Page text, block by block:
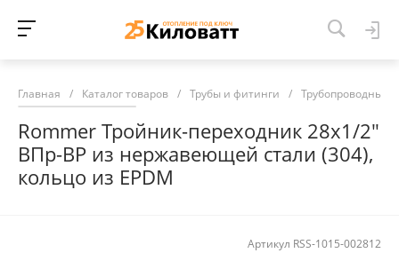
Главная / Каталог товаров / Трубы и фитинги / Трубопроводные
Rommer Тройник-переходник 28х1/2"
ВПр-ВР из нержавеющей стали (304),
кольцо из EPDM
Артикул RSS-1015-002812